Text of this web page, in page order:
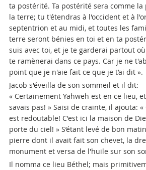
ta postérité. Ta postérité sera comme la
la terre; tu t'étendras à l'occident et à
septentrion et au midi, et toutes les
terre seront bénies en toi et en ta
suis avec toi, et je te garderai partout
te ramènerai dans ce pays. Car je ne
point que je n'aie fait ce que je t’ai dit ».
Jacob s'éveilla de son sommeil et il dit:
« Certainement Yahweh est en ce lieu,
savais pas! » Saisi de crainte, il ajouta: «
est redoutable! C'est ici la maison de
porte du ciel! » S’étant levé de bon
pierre dont il avait fait son chevet, la
monument et versa de l'huile sur son
Il nomma ce lieu Béthel; mais